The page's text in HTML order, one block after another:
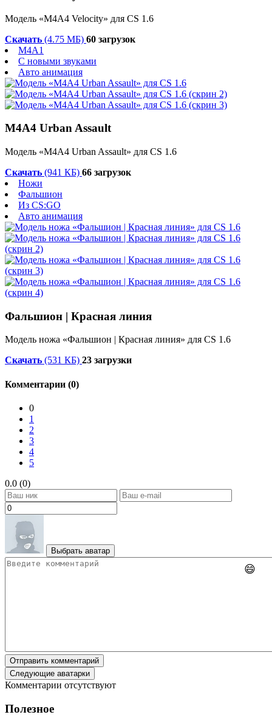
Модель «M4A4 Velocity» для CS 1.6
Скачать (4.75 МБ) 60 загрузок
M4A1
С новыми звуками
Авто анимация
M4A4 Urban Assault
Модель «M4A4 Urban Assault» для CS 1.6
Скачать (941 КБ) 66 загрузок
Ножи
Фальшион
Из CS:GO
Авто анимация
Фальшион | Красная линия
Модель ножа «Фальшион | Красная линия» для CS 1.6
Скачать (531 КБ) 23 загрузки
Комментарии (0)
0
1
2
3
4
5
0.0 (0)
Выбрать аватар
😄
Отправить комментарий
Следующие аватарки
Комментарии отсутствуют
Полезное